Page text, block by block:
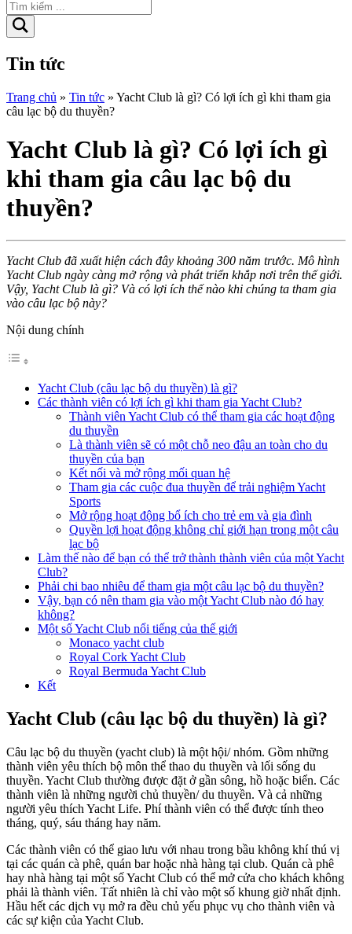
Tin tức
Trang chủ » Tin tức » Yacht Club là gì? Có lợi ích gì khi tham gia
câu lạc bộ du thuyền?
Yacht Club là gì? Có lợi ích gì
khi tham gia câu lạc bộ du
thuyền?
Yacht Club đã xuất hiện cách đây khoảng 300 năm trước. Mô hình
Yacht Club ngày càng mở rộng và phát triển khắp nơi trên thế giới.
Vậy, Yacht Club là gì? Và có lợi ích thế nào khi chúng ta tham gia
vào câu lạc bộ này?
Nội dung chính
Yacht Club (câu lạc bộ du thuyền) là gì?
Các thành viên có lợi ích gì khi tham gia Yacht Club?
Thành viên Yacht Club có thể tham gia các hoạt động
du thuyền
Là thành viên sẽ có một chỗ neo đậu an toàn cho du
thuyền của bạn
Kết nối và mở rộng mối quan hệ
Tham gia các cuộc đua thuyền để trải nghiệm Yacht
Sports
Mở rộng hoạt động bổ ích cho trẻ em và gia đình
Quyền lợi hoạt động không chỉ giới hạn trong một câu
lạc bộ
Làm thế nào để bạn có thể trở thành thành viên của một Yacht
Club?
Phải chi bao nhiêu để tham gia một câu lạc bộ du thuyền?
Vậy, bạn có nên tham gia vào một Yacht Club nào đó hay
không?
Một số Yacht Club nổi tiếng của thế giới
Monaco yacht club
Royal Cork Yacht Club
Royal Bermuda Yacht Club
Kết
Yacht Club (câu lạc bộ du thuyền) là gì?
Câu lạc bộ du thuyền (yacht club) là một hội/ nhóm. Gồm những
thành viên yêu thích bộ môn thể thao du thuyền và lối sống du
thuyền. Yacht Club thường được đặt ở gần sông, hồ hoặc biển. Các
thành viên là những người chủ thuyền/ du thuyền. Và cả những
người yêu thích Yacht Life. Phí thành viên có thể được tính theo
tháng, quý, sáu tháng hay năm.
Các thành viên có thể giao lưu với nhau trong bầu không khí thú vị
tại các quán cà phê, quán bar hoặc nhà hàng tại club. Quán cà phê
hay nhà hàng tại một số Yacht Club có thể mở cửa cho khách không
phải là thành viên. Tất nhiên là chỉ vào một số khung giờ nhất định.
Hầu hết các dịch vụ mở ra đều chủ yếu phục vụ cho thành viên và
các sự kiện của Yacht Club.